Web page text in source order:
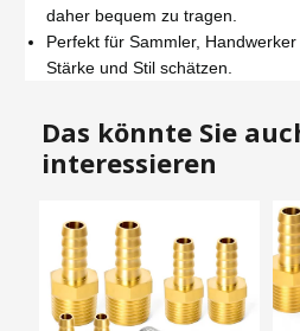
daher bequem zu tragen.
Perfekt für Sammler,
Stärke und Stil schätzen.
Das könnte Sie
interessieren